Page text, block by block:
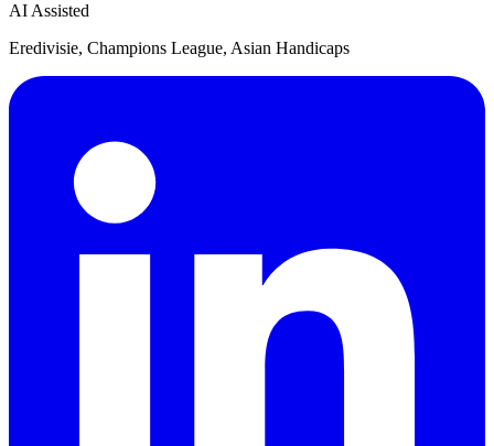
AI Assisted
Eredivisie, Champions League, Asian Handicaps